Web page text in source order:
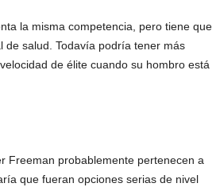
la misma competencia, pero tiene que
de salud. Todavía podría tener más
de élite cuando su hombro está
Freeman probablemente pertenecen a
que fueran opciones serias de nivel